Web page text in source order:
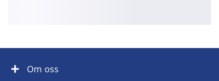
Om oss